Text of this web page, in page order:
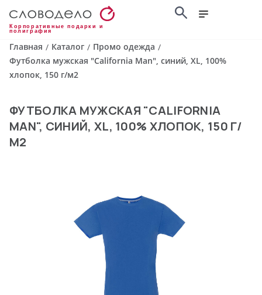
Корпоративные подарки и
полиграфия
Главная / Каталог / Промо одежда /
Футболка мужская "California Man", синий, XL, 100%
хлопок, 150 г/м2
ФУТБОЛКА МУЖСКАЯ "CALIFORNIA
MAN", СИНИЙ, XL, 100% ХЛОПОК, 150 Г/
М2